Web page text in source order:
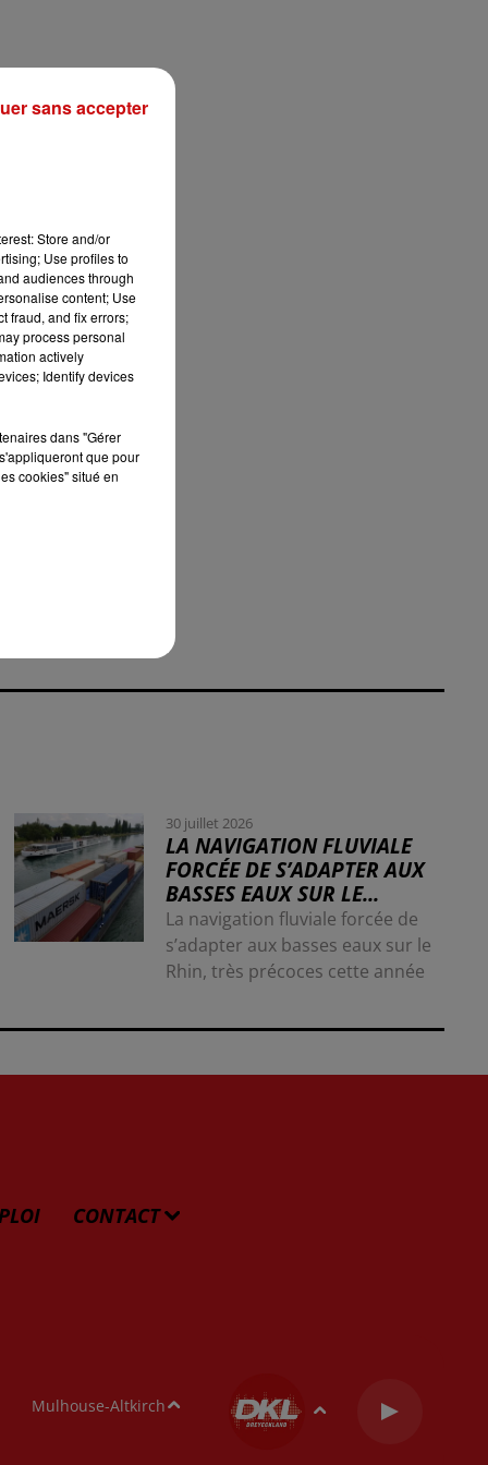
30 juillet 2026
LA NAVIGATION FLUVIALE
FORCÉE DE S’ADAPTER AUX
BASSES EAUX SUR LE...
La navigation fluviale forcée de
s’adapter aux basses eaux sur le
Rhin, très précoces cette année
CONTACT
Mulhouse-Altkirch
Store and/or
Use profiles to
audiences through
content; Use
fraud, and fix errors;
process personal
actively
Identify devices
dans "Gérer
que pour
cookies" situé en
sans accepter